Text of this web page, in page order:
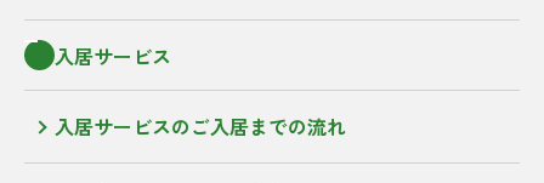
入居サービス
入居サービスのご入居までの流れ